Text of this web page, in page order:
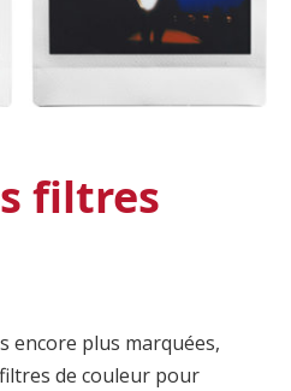
filtres
encore plus marquées,
de couleur pour